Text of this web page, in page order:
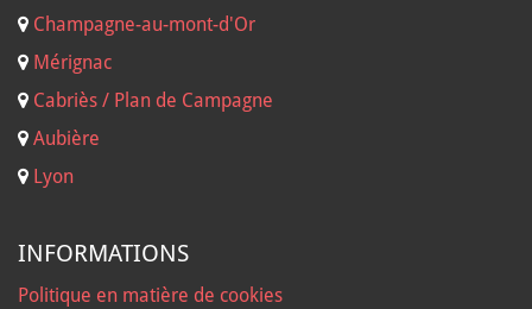
Champagne-au-mont-d'Or
Mérignac
Cabriès / Plan de Campagne
Aubière
Lyon
INFORMATIONS
Politique en matière de cookies